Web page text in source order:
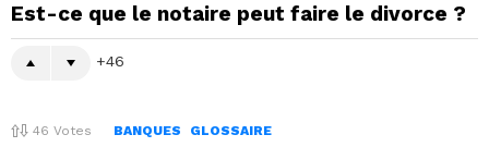
Est-ce que le notaire peut faire le divorce ?
46
46 Votes BANQUES GLOSSAIRE